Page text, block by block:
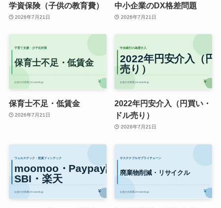
学資保険（子供の教育費）
2026年7月21日
中小企業のDX格差問題
2026年7月21日
保育士不足・低賃金
2026年7月21日
2022年円安介入（円買い・
ドル売り）
2026年7月21日